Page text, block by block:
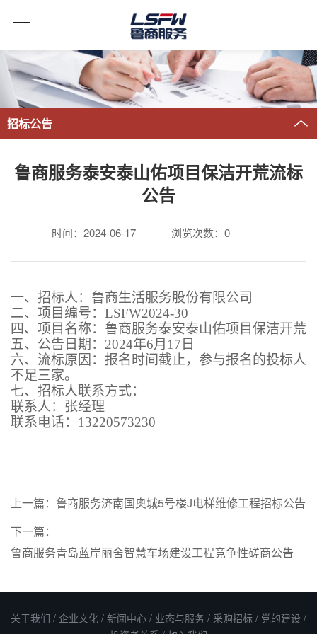
招标公告
鲁商服务泰安泰山佑项目保洁开荒流标
公告
时间：2024-06-17 浏览次数： 0
一、招标人：鲁商生活服务股份有限公司
二、项目编号： LSFW2024-30
四、项目名称： 鲁商服务泰安泰山佑项目保洁开荒
五、公告日期： 2024年6月 17 日
六、 流标原因： 报名 时间截止， 参与报名的投标人
不足三家。
七、招标人联系方式：
联系人： 张经理
联系电话： 13220573230
上一篇： 鲁商服务济南国奥城5号楼J电梯维修工程招标公告
下一篇：
鲁商服务青岛蓝岸丽舍智慧车场建设工程竞争性磋商公告
关于我们 / 企业文化 / 新闻中心 / 业态与服务 / 采购招标 / 党的建设 /